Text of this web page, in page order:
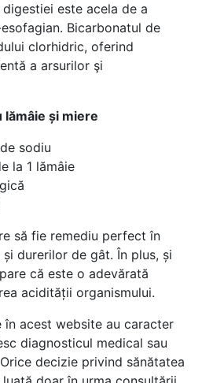
este acela de a
Bicarbonatul de
clorhidric, oferind
a arsurilor şi
lămâie și miere
sodiu
la 1 lămâie
să fie remediu perfect în
durerilor de gât. În plus, și
că este o adevărată
acidității organismului.
acest website au caracter
diagnosticul medical sau
decizie privind sănătatea